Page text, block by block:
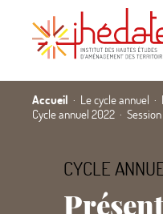
Accueil Le cycle annuel
Cycle annuel 2022
CYCLE